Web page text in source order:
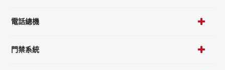
電話總機
門禁系統